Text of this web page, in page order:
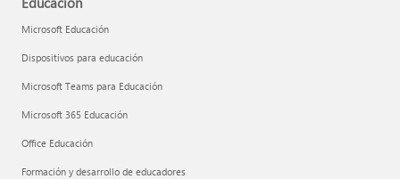
Microsoft Educación
Dispositivos para educación
Microsoft Teams para Educación
Microsoft 365 Educación
Office Educación
Formación y desarrollo de educadores